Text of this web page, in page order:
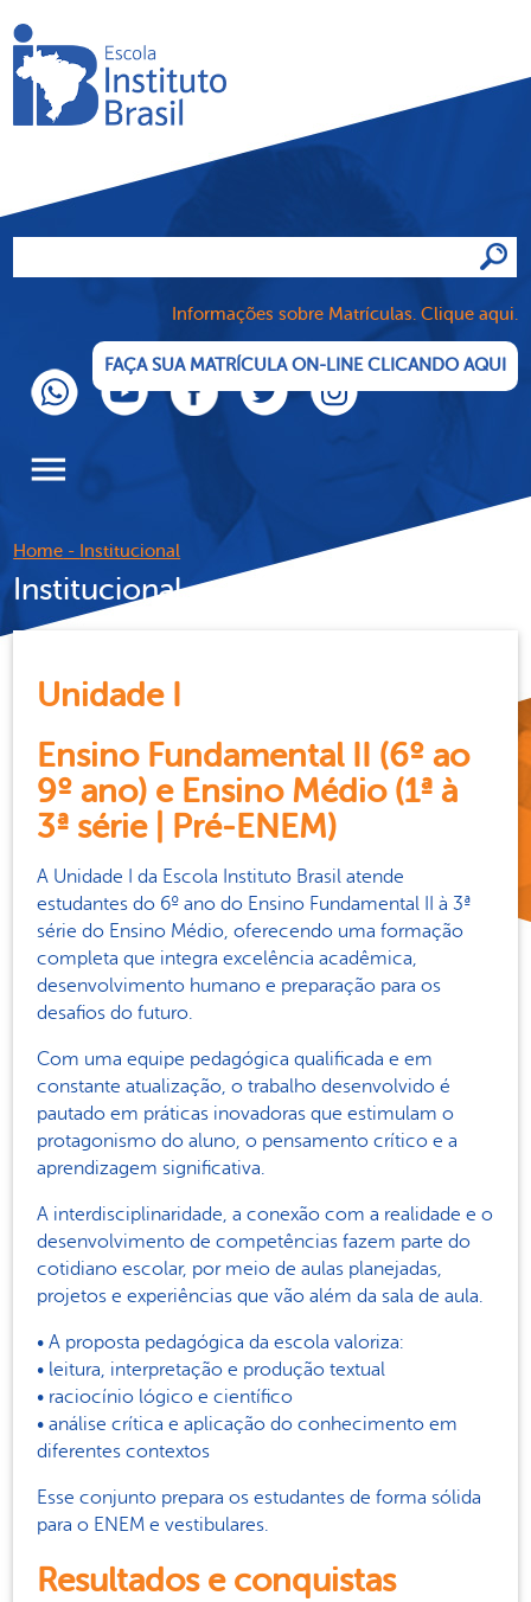
Informações sobre Matrículas. Clique aqui.
FAÇA SUA MATRÍCULA ON-LINE CLICANDO AQUI
menu
Home - Institucional
Institucional
Unidade I
Ensino Fundamental II (6º ao
9º ano) e Ensino Médio (1ª à
3ª série | Pré-ENEM)
A Unidade I da Escola Instituto Brasil atende
estudantes do 6º ano do Ensino Fundamental II à 3ª
série do Ensino Médio, oferecendo uma formação
completa que integra excelência acadêmica,
desenvolvimento humano e preparação para os
desafios do futuro.
Com uma equipe pedagógica qualificada e em
constante atualização, o trabalho desenvolvido é
pautado em práticas inovadoras que estimulam o
protagonismo do aluno, o pensamento crítico e a
aprendizagem significativa.
A interdisciplinaridade, a conexão com a realidade e o
desenvolvimento de competências fazem parte do
cotidiano escolar, por meio de aulas planejadas,
projetos e experiências que vão além da sala de aula.
• A proposta pedagógica da escola valoriza:
• leitura, interpretação e produção textual
• raciocínio lógico e científico
• análise crítica e aplicação do conhecimento em
diferentes contextos
Esse conjunto prepara os estudantes de forma sólida
para o ENEM e vestibulares.
Resultados e conquistas